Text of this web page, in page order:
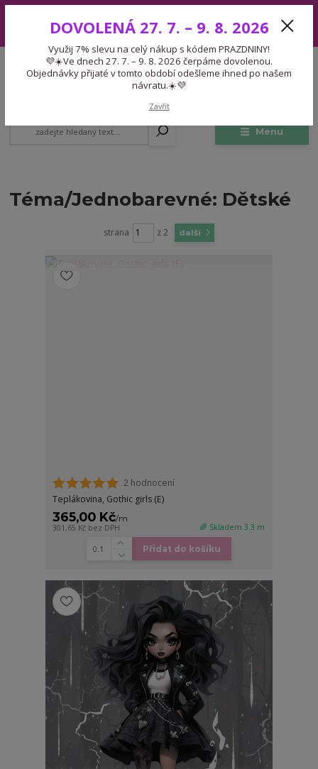
7. – 9. 8. 2026 čerpáme dovolenou. Objednávky přijaté v tomto období
odešleme ihned po našem návratu.☀️💜
Menu
CZK
Expedice 775 866 913
Po-Čt 9-15:30 Pá 9-14:30 Pauza 13-13:45
Téma/Jednobarevné: Dětské
strana z 2 další
2 hodnocení
Teplákovina, Gothic girls (E)
365,00 Kč/m
301,65 Kč bez DPH 🌈 Skladem 3.3 m
Přidat do košíku
DOVOLENÁ 27. 7. – 9. 8. 2026
Využij 7% slevu na celý nákup s kódem PRAZDNINY!
💜☀️Ve dnech 27. 7. – 9. 8. 2026 čerpáme dovolenou.
Objednávky přijaté v tomto období odešleme ihned po našem
návratu.☀️💜
Zavřít